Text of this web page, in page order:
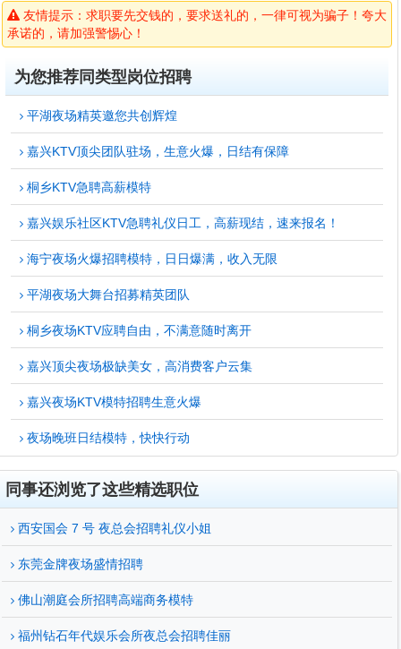
友情提示：求职要先交钱的，要求送礼的，一律可视为骗子！夸大
承诺的，请加强警惕心！
为您推荐同类型岗位招聘
平湖夜场精英邀您共创辉煌
嘉兴KTV顶尖团队驻场，生意火爆，日结有保障
桐乡KTV急聘高薪模特
嘉兴娱乐社区KTV急聘礼仪日工，高薪现结，速来报名！
海宁夜场火爆招聘模特，日日爆满，收入无限
平湖夜场大舞台招募精英团队
桐乡夜场KTV应聘自由，不满意随时离开
嘉兴顶尖夜场极缺美女，高消费客户云集
嘉兴夜场KTV模特招聘生意火爆
夜场晚班日结模特，快快行动
同事还浏览了这些精选职位
西安国会 7 号 夜总会招聘礼仪小姐
东莞金牌夜场盛情招聘
佛山潮庭会所招聘高端商务模特
福州钻石年代娱乐会所夜总会招聘佳丽